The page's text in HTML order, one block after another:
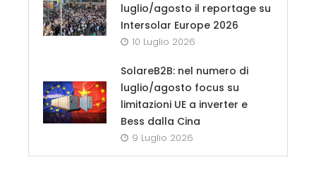
luglio/agosto il reportage su
Intersolar Europe 2026
10 Luglio 2026
SolareB2B: nel numero di
luglio/agosto focus su
limitazioni UE a inverter e
Bess dalla Cina
9 Luglio 2026